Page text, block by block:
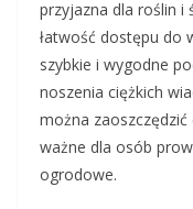
przyjazna dla roślin i
łatwość dostępu do
szybkie i wygodne
noszenia ciężkich
można
ważne dla osób
ogrodowe.